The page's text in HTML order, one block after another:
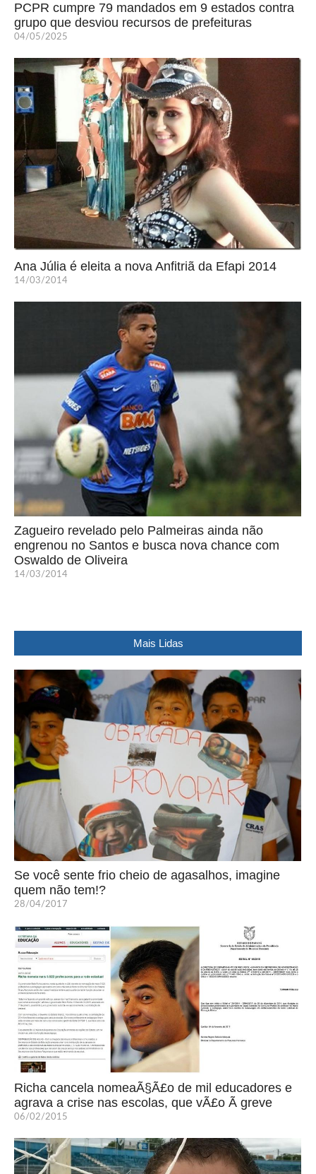
PCPR cumpre 79 mandados em 9 estados contra
grupo que desviou recursos de prefeituras
04/05/2025
Ana Júlia é eleita a nova Anfitriã da Efapi 2014
14/03/2014
Zagueiro revelado pelo Palmeiras ainda não
engrenou no Santos e busca nova chance com
Oswaldo de Oliveira
14/03/2014
Mais Lidas
Se você sente frio cheio de agasalhos, imagine
quem não tem!?
28/04/2017
Richa cancela nomeaÃ§Ã£o de mil educadores e
agrava a crise nas escolas, que vÃ£o Ã greve
06/02/2015